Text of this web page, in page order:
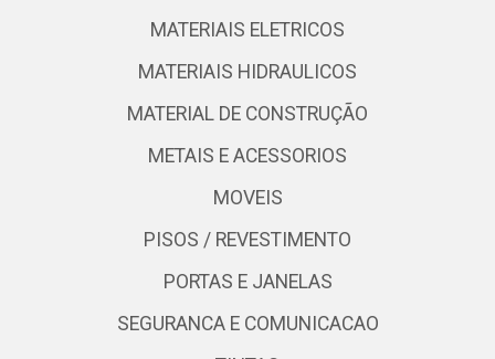
MATERIAIS ELETRICOS
MATERIAIS HIDRAULICOS
MATERIAL DE CONSTRUÇÃO
METAIS E ACESSORIOS
MOVEIS
PISOS / REVESTIMENTO
PORTAS E JANELAS
SEGURANCA E COMUNICACAO